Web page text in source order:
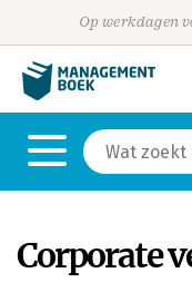
Op werkdagen
Corporate